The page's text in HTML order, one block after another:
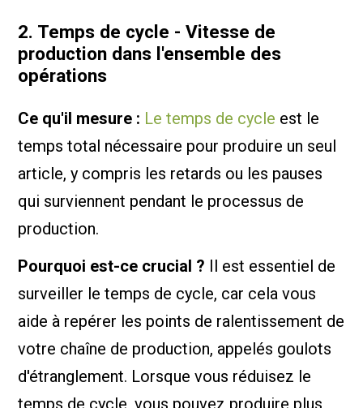
2. Temps de cycle - Vitesse de
production dans l'ensemble des
opérations
Ce qu'il mesure : Le temps de cycle est le
temps total nécessaire pour produire un seul
article, y compris les retards ou les pauses
qui surviennent pendant le processus de
production.
Pourquoi est-ce crucial ? Il est essentiel de
surveiller le temps de cycle, car cela vous
aide à repérer les points de ralentissement de
votre chaîne de production, appelés goulots
d'étranglement. Lorsque vous réduisez le
temps de cycle, vous pouvez produire plus